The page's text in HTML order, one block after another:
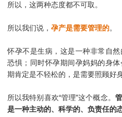
所以，这两种态度都不可取。
所以我们说， 孕产是需要管理的。
怀孕不是生病，这是一种非常自
恐惧；同时怀孕期间孕妈妈的身
期肯定是不轻松的，是需要照顾好
所以我特别喜欢“管理”这个概念。
是一种主动的、科学的、负责任的